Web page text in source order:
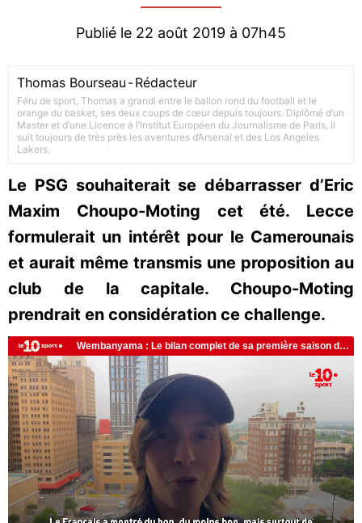
Publié le 22 août 2019 à 07h45
Thomas Bourseau -Rédacteur
Féru de sport, Thomas a grandi entre le ballon rond du football et le
orange du basket, ses deux coups de cœur depuis toujours. Diplômé d’un
Master et d’une Licence à l’Institut Européen du Journalisme de Paris, il
suit toujours de très près les aventures d’Arsenal et des Los Angeles
Lakers.
Le PSG souhaiterait se débarrasser d’Eric
Maxim Choupo-Moting cet été. Lecce
formulerait un intérêt pour le Camerounais
et aurait même transmis une proposition au
club de la capitale. Choupo-Moting
prendrait en considération ce challenge.